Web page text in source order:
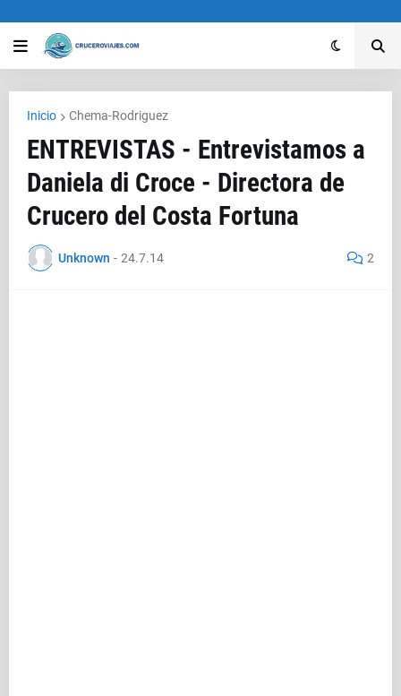
Inicio Chema-Rodriguez
ENTREVISTAS - Entrevistamos a
Daniela di Croce - Directora de
Crucero del Costa Fortuna
Unknown - 24.7.14 2